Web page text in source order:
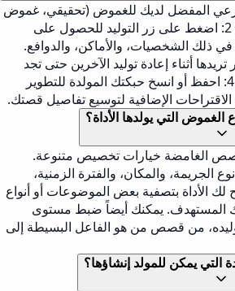
الفرعي المفضل لديك للغموض (تحقيقي، غموض
دافئ، إثارة، إلخ). الخطوة 2: اضغط على زر التوليد للحصول على
ذلك الشخصيات، والأماكن، والدوافع.
تريدها أثناء إعادة توليد الآخرين حتى تجد
التوليفة المثالية. الخطوة 4: احفظ أو انسخ حبكتك المولدة للتطوير
التي يولدها الأداة؟
الغامضة خيارات تخصيص متنوعة.
الجريمة، والمكان، والفترة الزمنية،
الأداة بتصفية بعض الموضوعات أو أنواع
المستهدف. يمكنك أيضاً ضبط مستوى
من قصص من هو الفاعل البسيطة إلى
التي يمكن للمولد إنشاؤها؟